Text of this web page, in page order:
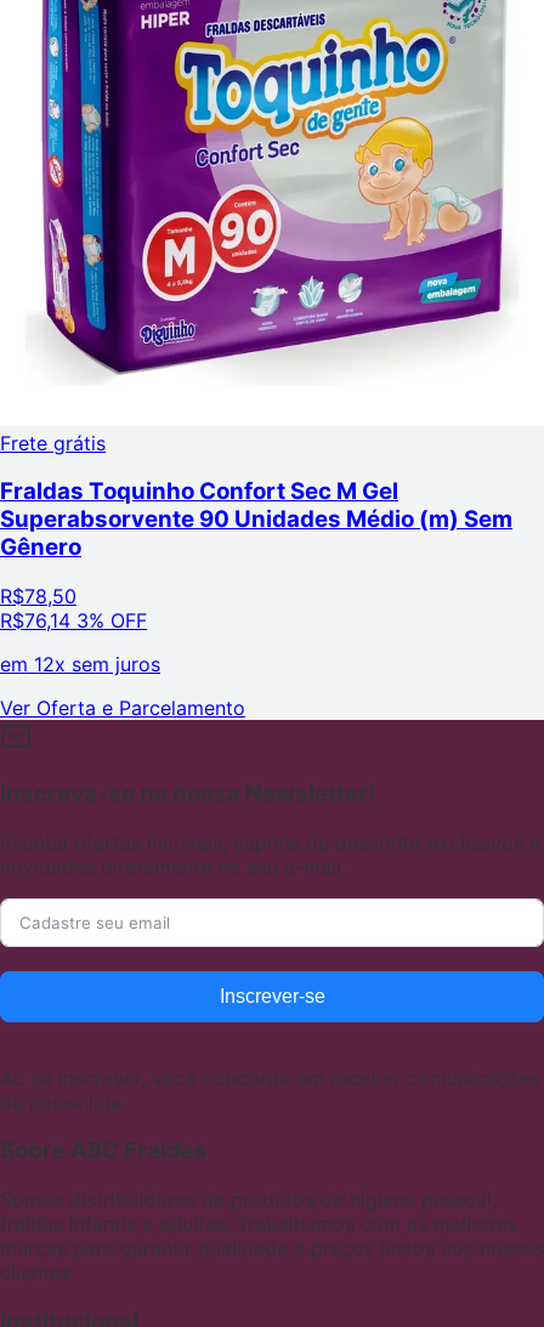
Frete grátis
Fraldas Toquinho Confort Sec M Gel
Superabsorvente 90 Unidades Médio (m) Sem
Gênero
R$78,50
R$76,14 3% OFF
em 12x sem juros
Ver Oferta e Parcelamento
Inscreva-se na nossa Newsletter!
Receba ofertas incríveis, cupons de desconto exclusivos e
novidades diretamente no seu e-mail.
Inscrever-se
Ao se inscrever, você concorda em receber comunicações
de nossa loja.
Sobre ABC Fraldas
Somos distribuidores de produtos de higiene pessoal,
fraldas infantis e adultas. Trabalhamos com as melhores
marcas para garantir qualidade e preços justos aos nossos
clientes
Institucional